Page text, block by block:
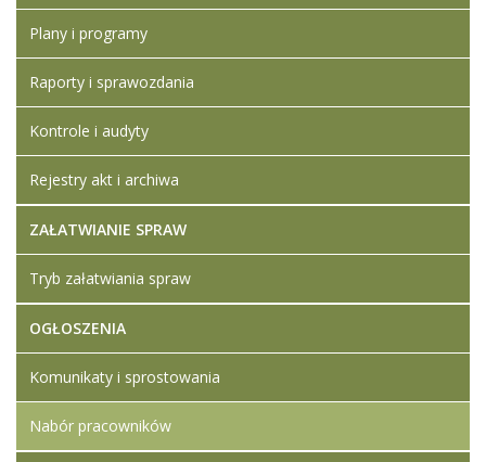
Plany i programy
Raporty i sprawozdania
Kontrole i audyty
Rejestry akt i archiwa
ZAŁATWIANIE SPRAW
Tryb załatwiania spraw
OGŁOSZENIA
Komunikaty i sprostowania
Nabór pracowników